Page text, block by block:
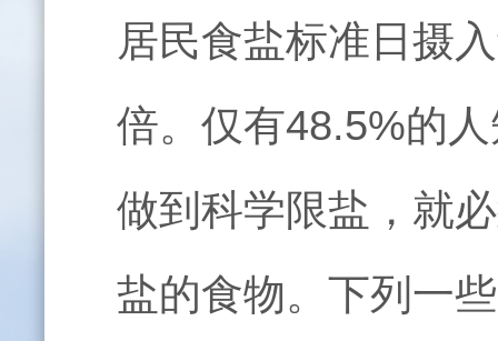
居民食盐标准日摄
倍。仅有48.5%的
做到科学限盐，就
盐的食物。下列一